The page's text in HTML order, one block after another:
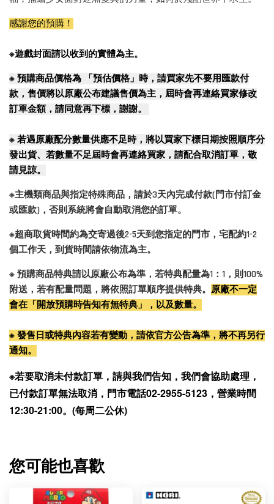
感謝您的預購！
※遊戲封面請以收到的實體為主。
※ 預購商品價格為 「預估價格」時，請買家先不要用匯款付
款，售價將以原廠公布建議售價為主，屆時會再連絡買家修改
訂單金額，請同意再下標，謝謝。
※ 若遇原廠配分數量供應不足時，將以買家下標日期按照順序分
發出貨、若數量不足屆時會再連絡買家，請配合取消訂單，敬
請見諒。
※主機類商品與指定特殊商品，請於3天內完成付款(門市付訂金
或匯款)，否則系統將會自動取消您的訂單。
※超商取貨時間約為交寄過後2-5天到您指定的門市，宅配約1-2
個工作天，到貨時間請依物流為主。
※ 預購商品特典請以原廠公布為準，若特典配量為1：1，則100%
附送，若有配量問題，將依照訂單順序提供特典。 原廠不一定
會在「開放預購時告知有無特典」，以及數量。
※ 發售日或特典內容若有變動，請依官方公告為準，將不再另行
通知。
※若要取消未付款訂單，請與我們告知，我們會協助處理，
已付款訂單無法取消，門市電話02-2955-5123，營業時間
12:30-21:00。(每周二公休)
您可能也喜歡